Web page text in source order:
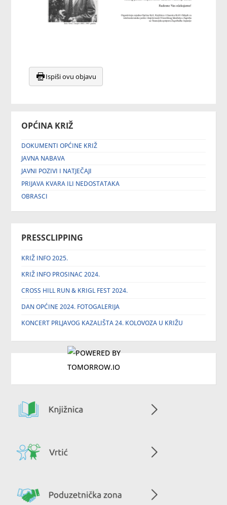
OPĆINA KRIŽ
DOKUMENTI OPĆINE KRIŽ
JAVNA NABAVA
JAVNI POZIVI I NATJEČAJI
PRIJAVA KVARA ILI NEDOSTATAKA
OBRASCI
PRESSCLIPPING
KRIŽ INFO 2025.
KRIŽ INFO PROSINAC 2024.
CROSS HILL RUN & KRIGL FEST 2024.
DAN OPĆINE 2024. FOTOGALERIJA
KONCERT PRLJAVOG KAZALIŠTA 24. KOLOVOZA U KRIŽU
Ispiši ovu objavu